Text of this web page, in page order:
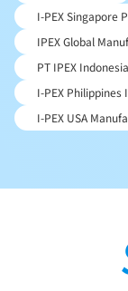
I-PEX Singapore
IPEX Global
PT IPEX
I-PEX Philippines
I-PEX USA